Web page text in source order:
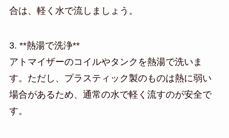
合は、軽く水で流しましょう。
3. **熱湯で洗浄**
アトマイザーのコイルやタンクを熱湯で洗いま
す。ただし、プラスティック製のものは熱に弱い
場合があるため、通常の水で軽く流すのが安全で
す。